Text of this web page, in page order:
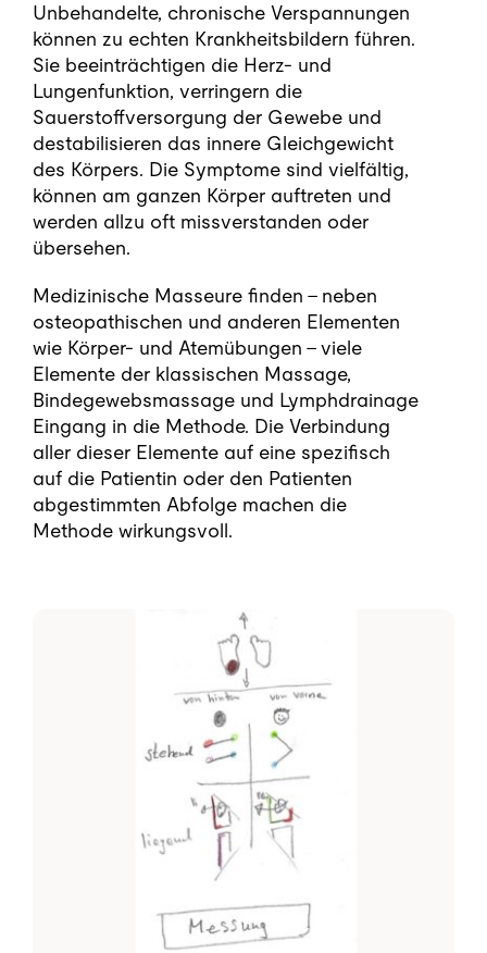
Unbehandelte, chronische Verspannungen
können zu echten Krankheitsbildern führen.
Sie beeinträchtigen die Herz- und
Lungenfunktion, verringern die
Sauerstoffversorgung der Gewebe und
destabilisieren das innere Gleichgewicht
des Körpers. Die Symptome sind vielfältig,
können am ganzen Körper auftreten und
werden allzu oft missverstanden oder
übersehen.
Medizinische Masseure finden – neben
osteopathischen und anderen Elementen
wie Körper- und Atemübungen – viele
Elemente der klassischen Massage,
Bindegewebsmassage und Lymphdrainage
Eingang in die Methode. Die Verbindung
aller dieser Elemente auf eine spezifisch
auf die Patientin oder den Patienten
abgestimmten Abfolge machen die
Methode wirkungsvoll.